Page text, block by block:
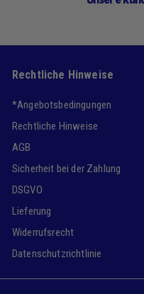
Rechtliche Hinweise
*Angebotsbedingungen
Rechtliche Hinweise
AGB
Sicherheit bei der Zahlung
DSGVO
Lieferung
Widerrufsrecht
Datenschutzrichtlinie